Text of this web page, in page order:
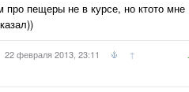
про пещеры не в курсе, но ктото мне
22 февраля 2013, 23:11 ↑